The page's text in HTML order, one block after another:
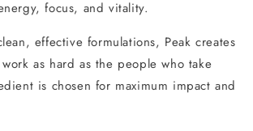
focus, and vitality.
effective formulations, Peak creates
as hard as the people who take
is chosen for maximum impact and